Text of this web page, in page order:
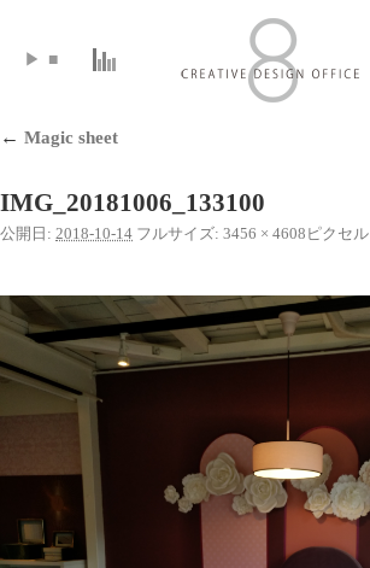
▶ ■
← Magic sheet
IMG_20181006_133100
公開日: 2018-10-14 フルサイズ: 3456 × 4608 ピクセル